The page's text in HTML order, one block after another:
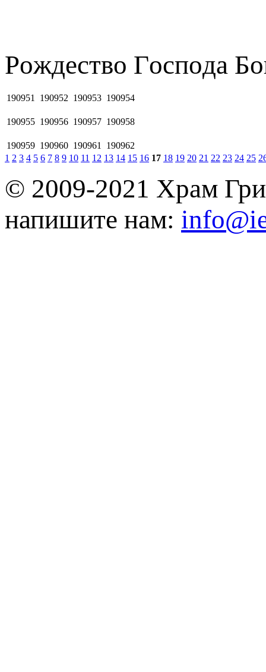
Рoждecтвo Гocпoдa
190951 190952 190953 190954
190955 190956 190957 190958
190959 190960 190961
190962
1 2 3 4 5 6 7 8 9 10 11 12 13 14 15 16 17 18 19 20 21 22 23 24 25
© 2009-2021 Храм
напишите нам: